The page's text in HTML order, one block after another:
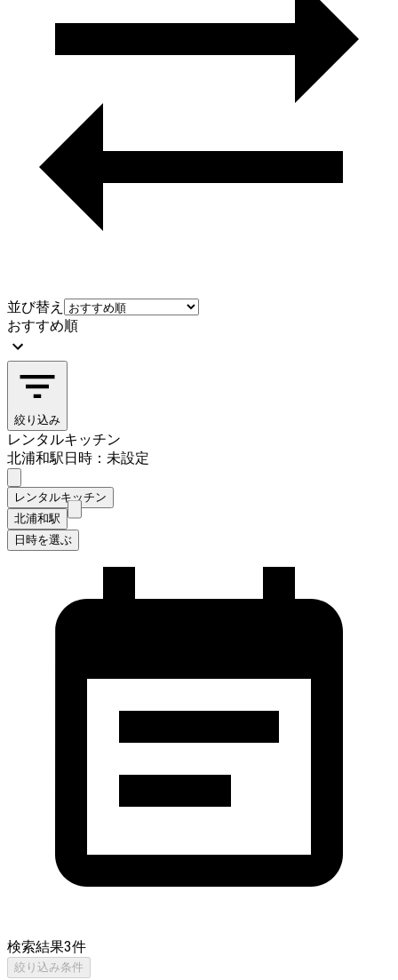
並び替え
おすすめ順
絞り込み
レンタルキッチン
北浦和駅日時：未設定
レンタルキッチン
北浦和駅
日時を選ぶ
検索結果3件
絞り込み条件